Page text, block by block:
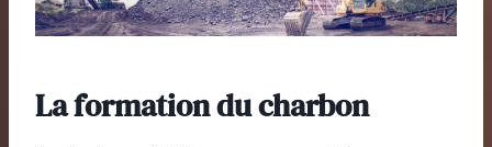
La formation du charbon